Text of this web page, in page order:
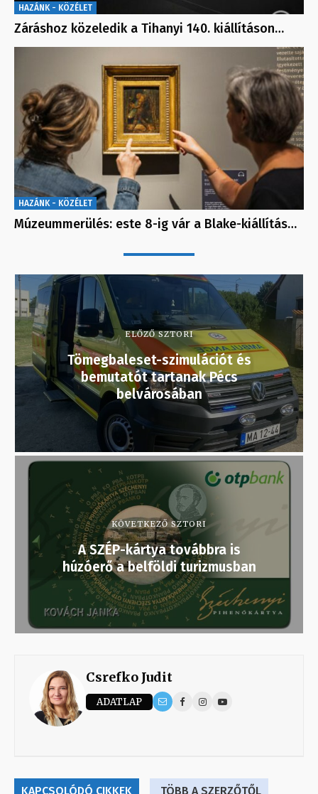
HAZÁNK - KÖZÉLET
Záráshoz közeledik a Tihanyi 140. kiállításon…
HAZÁNK - KÖZÉLET
Múzeummerülés: este 8-ig vár a Blake-kiállítás…
ELŐZŐ SZTORI
Tömegbaleset-szimulációt és
bemutatót tartanak Pécs
belvárosában
KÖVETKEZŐ SZTORI
A SZÉP-kártya továbbra is
húzóerő a belföldi turizmusban
Csrefko Judit
ADATLAP
KAPCSOLÓDÓ CIKKEK TÖBB A SZERZŐTŐL